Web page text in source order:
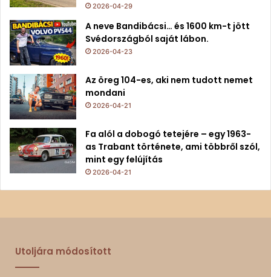
2026-04-29
A neve Bandibácsi… és 1600 km-t jött
Svédországból saját lábon.
2026-04-23
Az öreg 104-es, aki nem tudott nemet
mondani
2026-04-21
Fa alól a dobogó tetejére – egy 1963-
as Trabant története, ami többről szól,
mint egy felújítás
2026-04-21
Utoljára módosított